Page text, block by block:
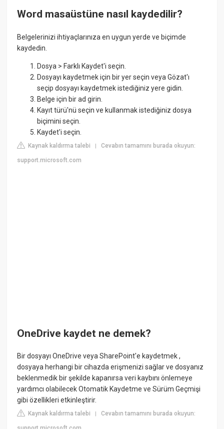
Word masaüstüne nasıl kaydedilir?
Belgelerinizi ihtiyaçlarınıza en uygun yerde ve biçimde
kaydedin.
Dosya > Farklı Kaydet'i seçin.
Dosyayı kaydetmek için bir yer seçin veya Gözat'ı
seçip dosyayı kaydetmek istediğiniz yere gidin.
Belge için bir ad girin.
Kayıt türü'nü seçin ve kullanmak istediğiniz dosya
biçimini seçin.
Kaydet'i seçin.
Kaynak kaldırma talebi |Cevabın tamamını burada okuyun:
support.microsoft.com
OneDrive kaydet ne demek?
Bir dosyayı OneDrive veya SharePoint'e kaydetmek ,
dosyaya herhangi bir cihazda erişmenizi sağlar ve dosyanız
beklenmedik bir şekilde kapanırsa veri kaybını önlemeye
yardımcı olabilecek Otomatik Kaydetme ve Sürüm Geçmişi
gibi özellikleri etkinleştirir.
Kaynak kaldırma talebi |Cevabın tamamını burada okuyun: